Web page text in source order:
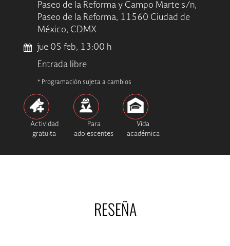
Paseo de la Reforma y Campo Marte s/n,
Paseo de la Reforma, 11560 Ciudad de
México, CDMX
jue 05 feb, 13:00 h
Entrada libre
* Programación sujeta a cambios
Actividad
gratuita
Para
adolescentes
Vida
académica
RESEÑA